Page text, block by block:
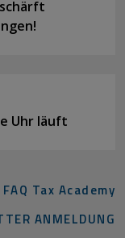
Uhr läuft
FAQ Tax Academy
ANMELDUNG